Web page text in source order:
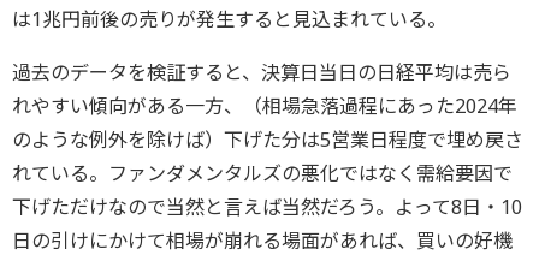
は1兆円前後の売りが発生すると見込まれている。
過去のデータを検証すると、決算日当日の日経平均は売ら
れやすい傾向がある一方、（相場急落過程にあった2024年
のような例外を除けば）下げた分は5営業日程度で埋め戻さ
れている。ファンダメンタルズの悪化ではなく需給要因で
下げただけなので当然と言えば当然だろう。よって8日・10
日の引けにかけて相場が崩れる場面があれば、買いの好機